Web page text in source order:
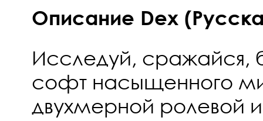
Описание Dex
Исследуй, сражайся,
софт насыщенного
двухмерной ролевой